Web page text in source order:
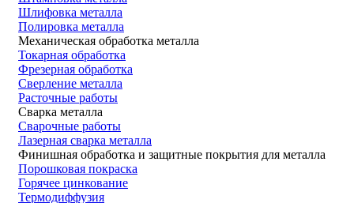
Шлифовка металла
Полировка металла
Механическая обработка металла
Токарная обработка
Фрезерная обработка
Сверление металла
Расточные работы
Сварка металла
Сварочные работы
Лазерная сварка металла
Финишная обработка и защитные покрытия для металла
Порошковая покраска
Горячее цинкование
Термодиффузия